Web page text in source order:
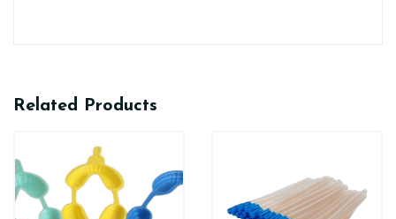
Related Products